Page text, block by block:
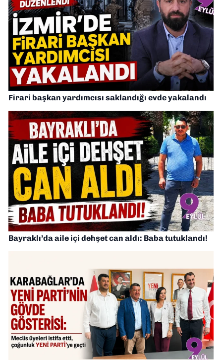
Firari başkan yardımcısı saklandığı evde yakalandı
Bayraklı’da aile içi dehşet can aldı: Baba tutuklandı!